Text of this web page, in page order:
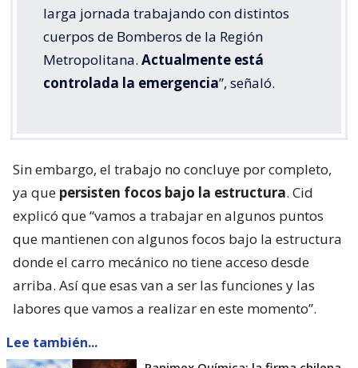
larga jornada trabajando con distintos
cuerpos de Bomberos de la Región
Metropolitana. Actualmente está
controlada la emergencia”, señaló.
Sin embargo, el trabajo no concluye por completo,
ya que persisten focos bajo la estructura. Cid
explicó que “vamos a trabajar en algunos puntos
que mantienen con algunos focos bajo la estructura
donde el carro mecánico no tiene acceso desde
arriba. Así que esas van a ser las funciones y las
labores que vamos a realizar en este momento”.
Lee también...